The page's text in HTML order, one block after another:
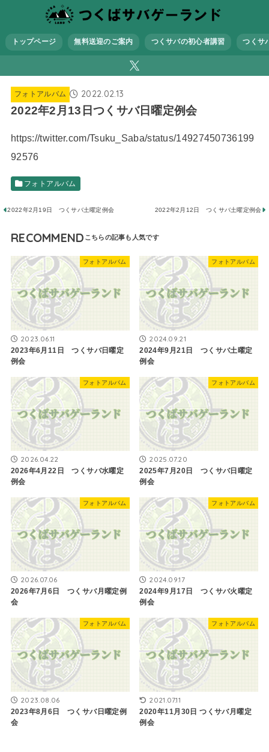
トップページ 無料送迎のご案内 つくサバの初心者講習 つくサ
フォトアルバム 2022.02.13
2022年2月13日つくサバ日曜定例会
https://twitter.com/Tsuku_Saba/status/14927450736199
92576
フォトアルバム
2022年2月19日 つくサバ土曜定例会 2022年2月12日 つくサバ土曜定例会
RECOMMEND
フォトアルバム
2023.06.11
2023年6月11日 つくサバ日曜定
例会
フォトアルバム
2024.09.21
2024年9月21日 つくサバ土曜定
例会
フォトアルバム
2026.04.22
2026年4月22日 つくサバ水曜定
例会
フォトアルバム
2025.07.20
2025年7月20日 つくサバ日曜定
例会
フォトアルバム
2026.07.06
2026年7月6日 つくサバ月曜定例
会
フォトアルバム
2024.09.17
2024年9月17日 つくサバ火曜定
例会
フォトアルバム
2023.08.06
2023年8月6日 つくサバ日曜定例
会
フォトアルバム
2021.07.11
2020年11月30日 つくサバ月曜定
例会